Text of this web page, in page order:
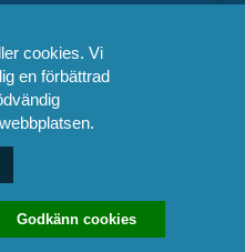
cookies. Vi
en förbättrad
Godkänn cookies